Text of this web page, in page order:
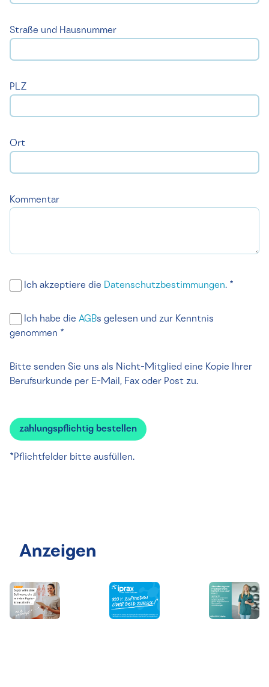
Straße und Hausnummer
PLZ
Ort
Kommentar
Ich akzeptiere die Datenschutzbestimmungen. *
Ich habe die AGBs gelesen und zur Kenntnis
genommen *
Bitte senden Sie uns als Nicht-Mitglied eine Kopie Ihrer
Berufsurkunde per E-Mail, Fax oder Post zu.
*Pflichtfelder bitte ausfüllen.
Anzeigen